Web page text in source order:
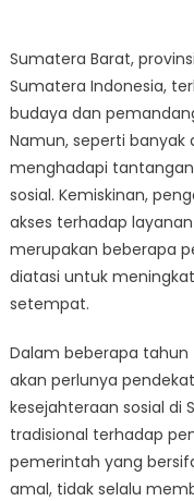
Sumatera Barat,
Sumatera Indonesia,
budaya dan
Namun, seperti banyak
menghadapi
sosial. Kemiskinan,
akses terhadap
merupakan beberapa
diatasi untuk
setempat.
Dalam beberapa tahun
akan perlunya
kesejahteraan sosial di
tradisional terhadap
pemerintah yang
amal, tidak selalu